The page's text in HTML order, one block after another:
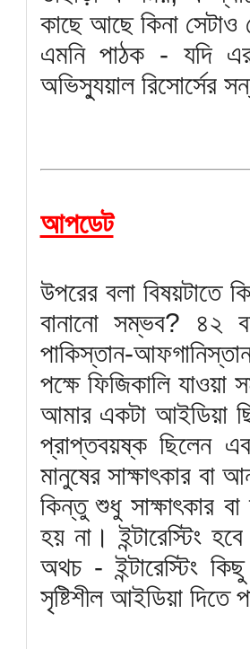
কাছে আছে কিনা
এমনি পাঠক - যদি
অভিস্যুয়াল রিসোর্সের
আপডেট
উপরের বলা বিষয়টাতে
বানানো সম্ভব? ৪২
পাকিস্তান-
পক্ষে ফিজিকালি
আমার একটা আইডিয়া
প্রাপ্তবয়ষ্ক ছিলেন
মানুষের সাক্ষাৎকার বা
কিন্তু শুধু সাক্ষাৎকার
হয় না। ইন্টারেস্টিং
অথচ - ইন্টারেস্টিং
সৃষ্টিশীল আইডিয়া দিতে